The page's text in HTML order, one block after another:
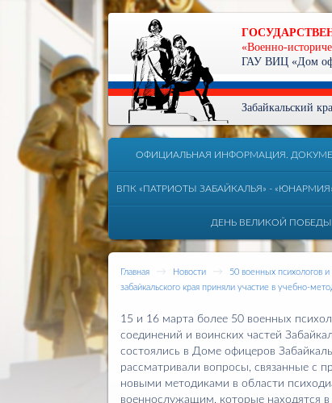
«Военно-
ГАУ ВИЦ «Дом
Забайкальский
ОФИЦИАЛЬНАЯ ИНФОРМАЦИЯ.
ВПК «ПАТРИОТЫ ЗАБАЙКАЛЬЯ» -
ДЕНЬ ВЕЛИКОЙ ПОБЕДЫ
Главная → Новости →
50 военных психологов
забайкальского края приняли участие в учебно-
15 и 16 марта более 50 военных
соединений и воинских частей
состоялись в Доме офицеров
рассматривали вопросы, связанные с
новыми методиками в области
военнослужащим, которые находятся